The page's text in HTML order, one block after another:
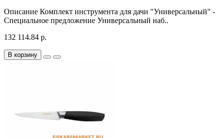
Описание Комплект инструмента для дачи "Универсальный" -
Специальное предложение Универсальный наб..
132 114.84 р.
В корзину